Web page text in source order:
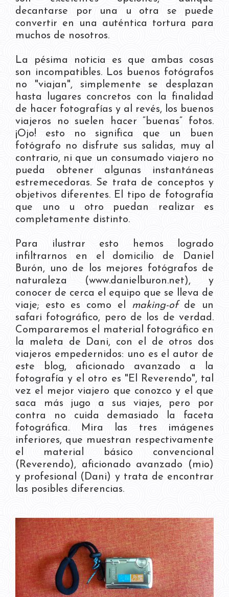
decantarse por una u otra se puede
convertir en una auténtica tortura para
muchos de nosotros.
La pésima noticia es que ambas cosas
son incompatibles. Los buenos fotógrafos
no "viajan", simplemente se desplazan
hasta lugares concretos con la finalidad
de hacer fotografías y al revés, los buenos
viajeros no suelen hacer “buenas” fotos.
¡Ojo! esto no significa que un buen
fotógrafo no disfrute sus salidas, muy al
contrario, ni que un consumado viajero no
pueda obtener algunas instantáneas
estremecedoras. Se trata de conceptos y
objetivos diferentes. El tipo de fotografía
que uno u otro puedan realizar es
completamente distinto.
Para ilustrar esto hemos logrado
infiltrarnos en el domicilio de Daniel
Burón, uno de los mejores fotógrafos de
naturaleza (www.danielburon.net), y
conocer de cerca el equipo que se lleva de
viaje; esto es como el making-ofde un
safari fotográfico, pero de los de verdad.
Compararemos el material fotográfico en
la maleta de Dani, con el de otros dos
viajeros empedernidos: uno es el autor de
este blog, aficionado avanzado a la
fotografía y el otro es "El Reverendo", tal
vez el mejor viajero que conozco y el que
saca más jugo a sus viajes, pero por
contra no cuida demasiado la faceta
fotográfica. Mira las tres imágenes
inferiores, que muestran respectivamente
el material básico convencional
(Reverendo), aficionado avanzado (mio)
y profesional (Dani) y trata de encontrar
las posibles diferencias.